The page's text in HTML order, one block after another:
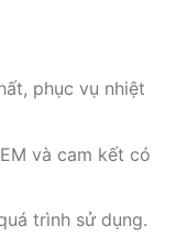
phục vụ nhiệt
và cam kết có
trình sử dụng.